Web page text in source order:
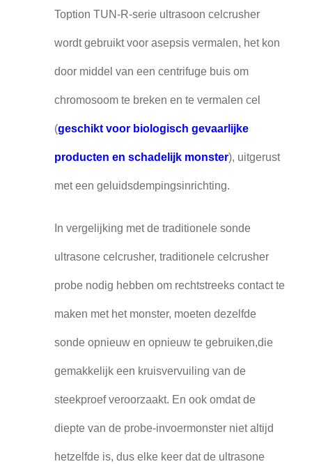
Toption TUN-R-serie ultrasoon celcrusher
wordt gebruikt voor asepsis vermalen, het kon
door middel van een centrifuge buis om
chromosoom te breken en te vermalen cel
(geschikt voor biologisch gevaarlijke
producten en schadelijk monster), uitgerust
met een geluidsdempingsinrichting.
In vergelijking met de traditionele sonde
ultrasone celcrusher, traditionele celcrusher
probe nodig hebben om rechtstreeks contact te
maken met het monster, moeten dezelfde
sonde opnieuw en opnieuw te gebruiken,die
gemakkelijk een kruisvervuiling van de
steekproef veroorzaakt. En ook omdat de
diepte van de probe-invoermonster niet altijd
hetzelfde is, dus elke keer dat de ultrasone